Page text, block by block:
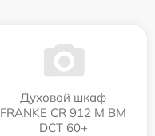
Духовой шкаф
FRANKE CR 912 M BM
DCT 60+